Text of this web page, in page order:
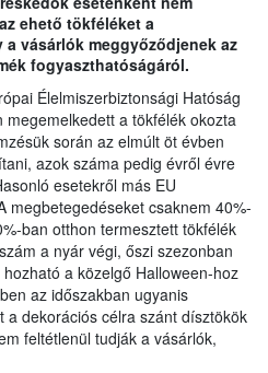
ehető tökféléket a
vásárlók meggyőződjenek az
fogyaszthatóságáról.
Élelmiszerbiztonsági Hatóság
megemelkedett a tökfélék okozta
során az elmúlt öt évben
azok száma pedig évről évre
esetekről más EU
megbetegedéseket csaknem 40%-
ban otthon termesztett tökfélék
a nyár végi, őszi szezonban
a közelgő Halloween-hoz
az időszakban ugyanis
a dekorációs célra szánt dísztökök
feltétlenül tudják a vásárlók,